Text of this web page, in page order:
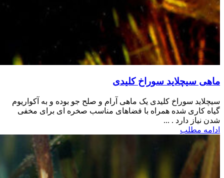
ماهی سیچلاید سوراخ کلیدی
سیچلاید سوراخ کلیدی یک ماهی آرام و صلح جو بوده و به آکواریوم
گیاه کاری شده همراه با فضاهای مناسب صخره ای برای مخفی
شدن نیاز دارد . ...
ادامه مطلب